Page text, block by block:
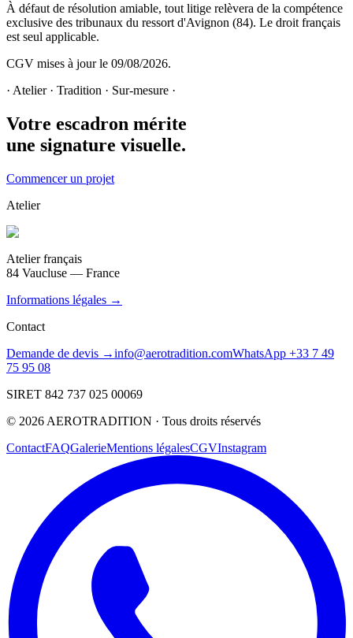
À défaut de résolution amiable, tout litige relèvera de la compétence
exclusive des tribunaux du ressort d'Avignon (84). Le droit français
est seul applicable.
CGV mises à jour le 09/08/2026.
· Atelier · Tradition · Sur-mesure ·
Votre escadron mérite
une signature visuelle.
Commencer un projet
Atelier
Atelier français
84 Vaucluse — France
Informations légales →
Contact
Demande de devis →info@aerotradition.comWhatsApp +33 7 49
75 95 08
SIRET 842 737 025 00069
© 2026 AEROTRADITION · Tous droits réservés
ContactFAQGalerieMentions légalesCGVInstagram